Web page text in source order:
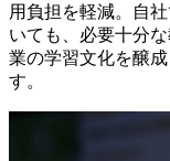
用負担を軽減。自
いても、必要十分
業の学習文化を醸
す。